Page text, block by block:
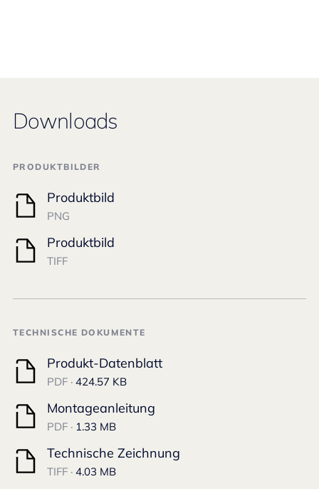
Downloads
PRODUKTBILDER
Produktbild
PNG
Produktbild
TIFF
TECHNISCHE DOKUMENTE
Produkt-Datenblatt
PDF · 424.57 KB
Montageanleitung
PDF · 1.33 MB
Technische Zeichnung
TIFF · 4.03 MB